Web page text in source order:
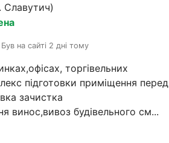
Був на сайті 2 дні тому
торгівельних
підготовки приміщення перед
зачистка
винос,вивоз будівельного см...